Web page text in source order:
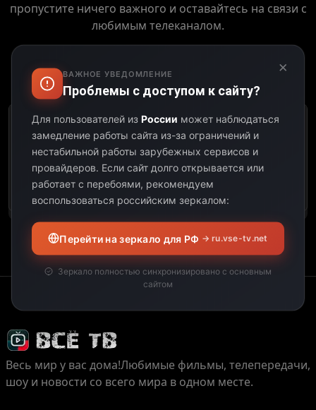
пропустите ничего важного и оставайтесь на связи с
любимым телеканалом.
Выберите дату:
К сожалению, этот
телеканал не
предоставил свою
программу передач на
выбранную дату.
Весь мир у вас дома!Любимые фильмы, телепередачи,
шоу и новости со всего мира в одном месте.
×
ВАЖНОЕ УВЕДОМЛЕНИЕ
Проблемы с доступом к сайту?
Для пользователей из России может наблюдаться
замедление работы сайта из-за ограничений и
нестабильной работы зарубежных сервисов и
провайдеров. Если сайт долго открывается или
работает с перебоями, рекомендуем
воспользоваться российским зеркалом:
Перейти на зеркало для РФ → ru.vse-tv.net
Зеркало полностью синхронизировано с основным
сайтом